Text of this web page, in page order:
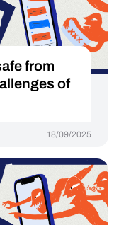
from
of
18/09/2025